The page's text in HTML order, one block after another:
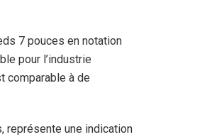
7 pouces en notation
pour l’industrie
comparable à de
représente une indication